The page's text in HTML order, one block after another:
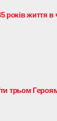
років життя в
трьом